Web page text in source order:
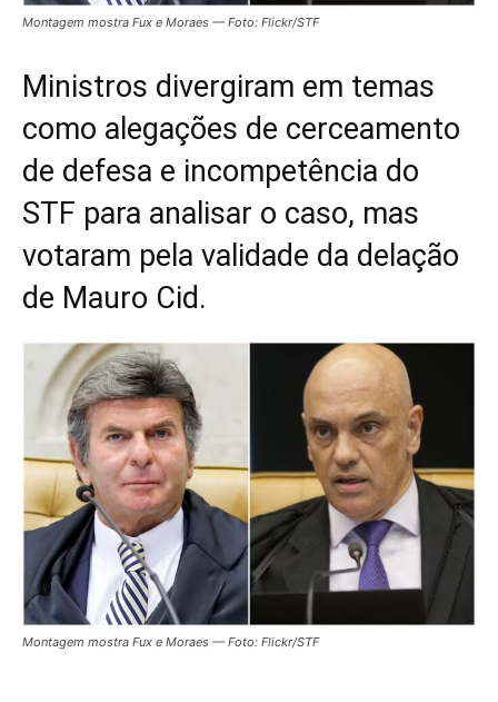
Montagem mostra Fux e Moraes — Foto: Flickr/STF
Ministros divergiram em temas
como alegações de cerceamento
de defesa e incompetência do
STF para analisar o caso, mas
votaram pela validade da delação
de Mauro Cid.
Montagem mostra Fux e Moraes — Foto: Flickr/STF